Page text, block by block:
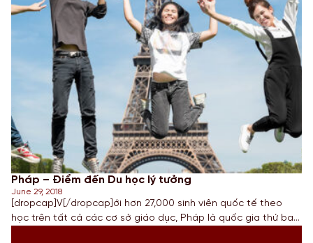
Pháp – Điểm đến Du học lý tưởng
June 29, 2018
[dropcap]V[/dropcap]ới hơn 27,000 sinh viên quốc tế theo
học trên tất cả các cơ sở giáo dục, Pháp là quốc gia thứ ba